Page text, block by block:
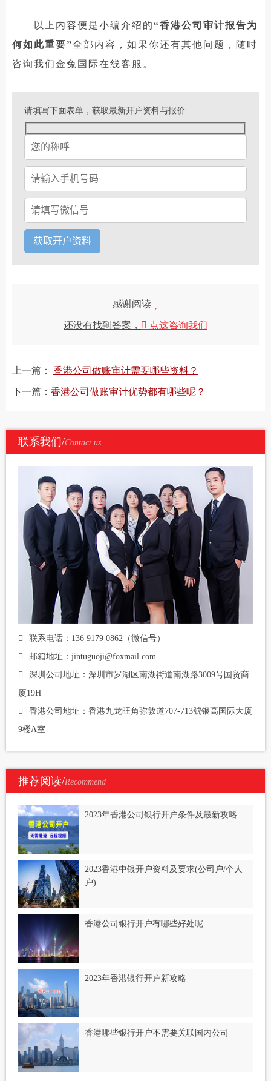
以上内容便是小编介绍的“香港公司审计报告为
何如此重要”全部内容，如果你还有其他问题，随时
咨询我们金兔国际在线客服。
请填写下面表单，获取最新开户资料与报价
感谢阅读
还没有找到答案， 点这咨询我们
上一篇： 香港公司做账审计需要哪些资料？
下一篇： 香港公司做账审计优势都有哪些呢？
联系我们/Contact us
联系电话：136 9179 0862（微信号）
邮箱地址：jintuguoji@foxmail.com
深圳公司地址：深圳市罗湖区南湖街道南湖路3009号国贸商
厦19H
香港公司地址：香港九龙旺角弥敦道707-713號银高国际大厦
9楼A室
推荐阅读/Recommend
2023年香港公司银行开户条件及最新攻略
2023香港中银开户资料及要求(公司户/个人
户)
香港公司银行开户有哪些好处呢
2023年香港银行开户新攻略
香港哪些银行开户不需要关联国内公司